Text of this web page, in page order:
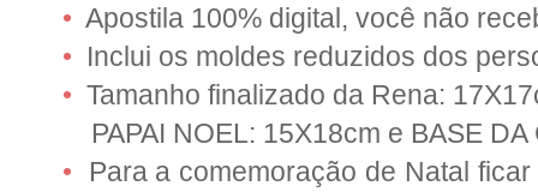
• Apostila 100% digital, você não
• Inclui os moldes reduzidos dos
• Tamanho finalizado da Rena:
PAPAI NOEL: 15X18cm e BASE DA
•
Para a comemoração de Natal